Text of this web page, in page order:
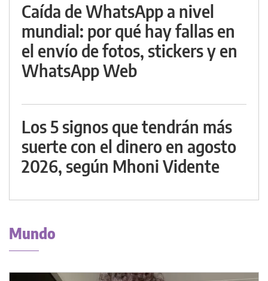
Caída de WhatsApp a nivel
mundial: por qué hay fallas en
el envío de fotos, stickers y en
WhatsApp Web
Los 5 signos que tendrán más
suerte con el dinero en agosto
2026, según Mhoni Vidente
Mundo